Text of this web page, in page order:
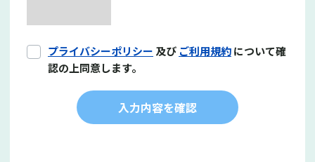
プライバシーポリシー 及び ご利用規約について確
認の上同意します。
入力内容を確認